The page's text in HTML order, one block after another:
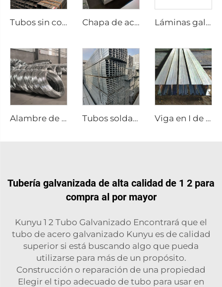
Tubos sin costura de tubería cuadrada de acero al carbono Chapa de acero galvanizada ASTM Láminas galvanizadas corrugadas con recubrimiento de color para techos
Alambre de acero galvanizado varilla GI Tubos soldados personalizados de acero inoxidable Viga en I de acero galvanizado A36
Tubería galvanizada de alta calidad de 1 2 para
compra al por mayor
Kunyu 1 2 Tubo Galvanizado Encontrará que el
tubo de acero galvanizado Kunyu es de calidad
superior si está buscando algo que pueda
utilizarse para más de un propósito.
Construcción o reparación de una propiedad
Elegir el tipo adecuado de tubo para usar en